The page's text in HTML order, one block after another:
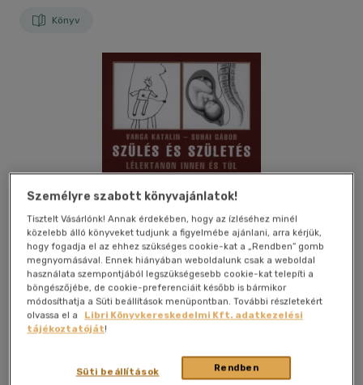
Könyv
Kívánságlistához adom
Személyre szabott könyvajánlatok!
Tisztelt Vásárlónk! Annak érdekében, hogy az ízléséhez minél
közelebb álló könyveket tudjunk a figyelmébe ajánlani, arra kérjük,
hogy fogadja el az ehhez szükséges cookie-kat a „Rendben” gomb
megnyomásával. Ennek hiányában weboldalunk csak a weboldal
használata szempontjából legszükségesebb cookie-kat telepíti a
böngészőjébe, de cookie-preferenciáit később is bármikor
módosíthatja a Süti beállítások menüpontban. További részletekért
olvassa el a
Libri Könyvkereskedelmi Kft. adatkezelési
tájékoztatóját!
Rendben
Süti beállítások